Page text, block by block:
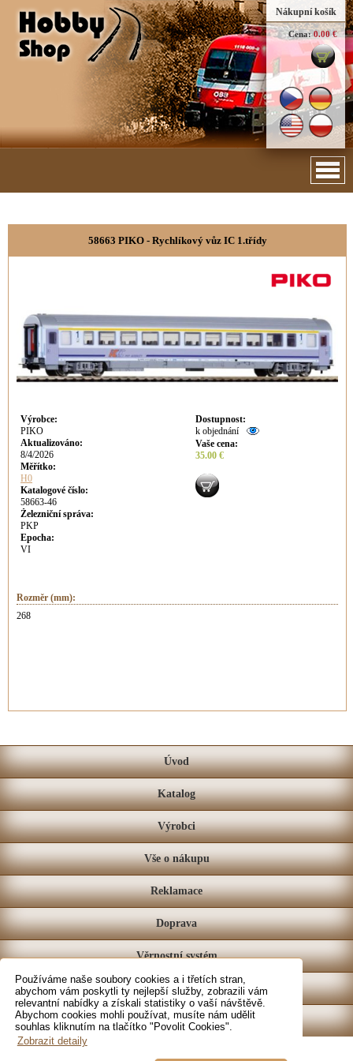
Používáme naše soubory cookies a i třetích stran,
abychom vám poskytli ty nejlepší služby, zobrazili vám
relevantní nabídky a získali statistiky o vaší návštěvě.
Abychom cookies mohli používat, musíte nám udělit
souhlas kliknutím na tlačítko "Povolit Cookies".
Zobrazit detaily
Nákupní košík
Cena: 0.00 €
58663 PIKO - Rychlíkový vůz IC 1.třídy
Výrobce:
PIKO
Aktualizováno:
8/4/2026
Měřítko:
H0
Katalogové číslo:
58663-46
Železniční správa:
PKP
Epocha:
VI
Dostupnost:
k objednání
Vaše cena:
35.00 €
Rozměr (mm):
268
Úvod
Katalog
Výrobci
Vše o nákupu
Reklamace
Doprava
Věrnostní systém
Prodejna
Kontakt